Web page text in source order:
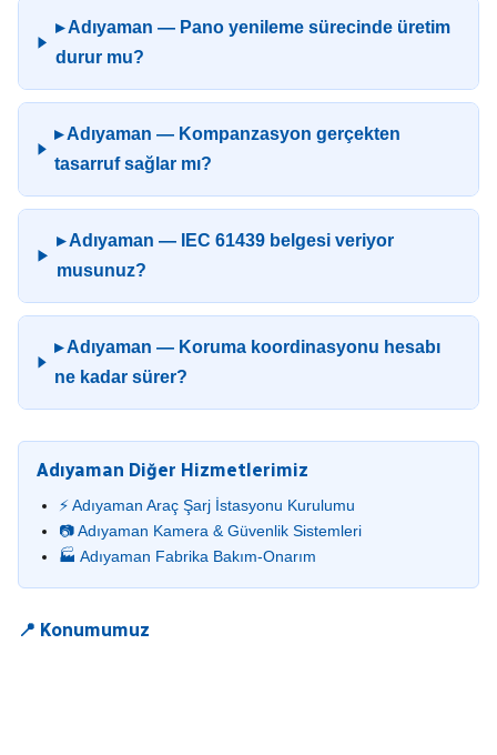
▸ Adıyaman — Pano yenileme sürecinde üretim
durur mu?
▸ Adıyaman — Kompanzasyon gerçekten
tasarruf sağlar mı?
▸ Adıyaman — IEC 61439 belgesi veriyor
musunuz?
▸ Adıyaman — Koruma koordinasyonu hesabı
ne kadar sürer?
Adıyaman Diğer Hizmetlerimiz
⚡ Adıyaman Araç Şarj İstasyonu Kurulumu
📷 Adıyaman Kamera & Güvenlik Sistemleri
🏭 Adıyaman Fabrika Bakım-Onarım
📍 Konumumuz